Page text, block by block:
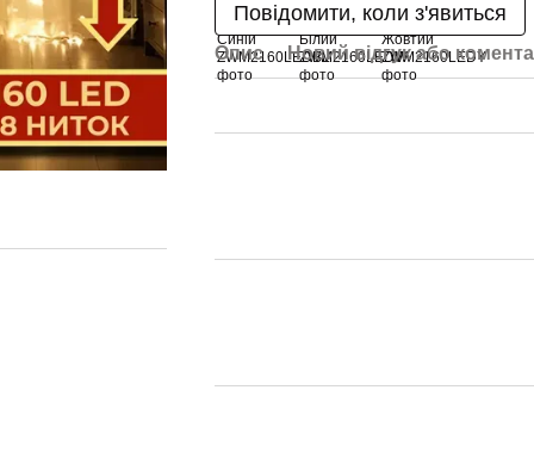
Повідомити, коли з'явиться
Опис Новий відгук або